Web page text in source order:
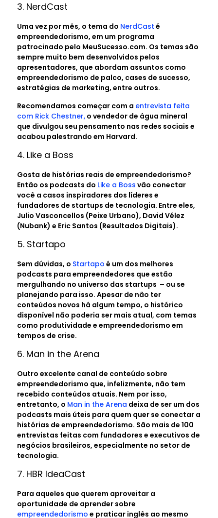
3. NerdCast
Uma vez por mês, o tema do NerdCast é
empreendedorismo, em um programa
patrocinado pelo MeuSucesso.com. Os temas são
sempre muito bem desenvolvidos pelos
apresentadores, que abordam assuntos como
empreendedorismo de palco, cases de sucesso,
estratégias de marketing, entre outros.
Recomendamos começar com a entrevista feita
com Rick Chestner, o vendedor de água mineral
que divulgou seu pensamento nas redes sociais e
acabou palestrando em Harvard.
4. Like a Boss
Gosta de histórias reais de empreendedorismo?
Então os podcasts do Like a Boss vão conectar
você a casos inspiradores dos líderes e
fundadores de startups de tecnologia. Entre eles,
Julio Vasconcellos (Peixe Urbano), David Vélez
(Nubank) e Eric Santos (Resultados Digitais).
5. Startapo
Sem dúvidas, o Startapo é um dos melhores
podcasts para empreendedores que estão
mergulhando no universo das startups – ou se
planejando para isso. Apesar de não ter
conteúdos novos há algum tempo, o histórico
disponível não poderia ser mais atual, com temas
como produtividade e empreendedorismo em
tempos de crise.
6. Man in the Arena
Outro excelente canal de conteúdo sobre
empreendedorismo que, infelizmente, não tem
recebido conteúdos atuais. Nem por isso,
entretanto, o Man in the Arena deixa de ser um dos
podcasts mais úteis para quem quer se conectar a
histórias de empreendedorismo. São mais de 100
entrevistas feitas com fundadores e executivos de
negócios brasileiros, especialmente no setor de
tecnologia.
7. HBR IdeaCast
Para aqueles que querem aproveitar a
oportunidade de aprender sobre
empreendedorismo e praticar inglês ao mesmo